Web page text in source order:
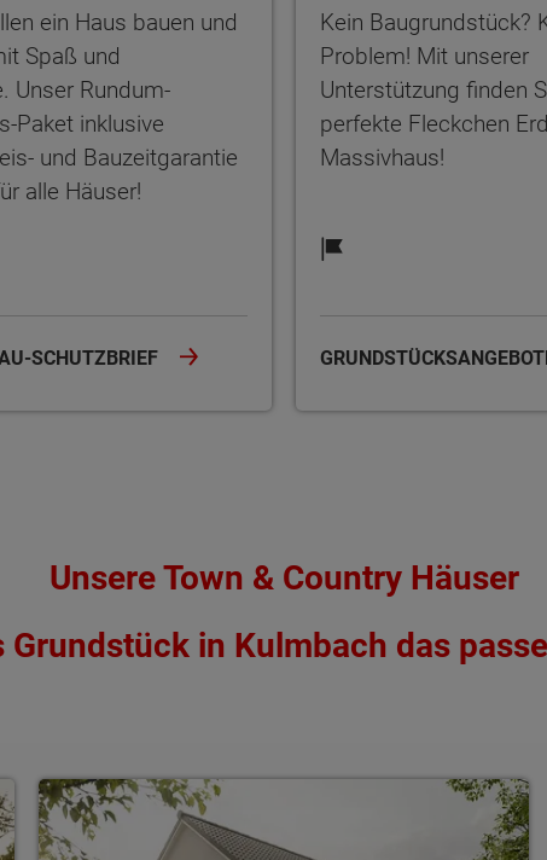
ein Haus bauen und
Spaß und
Unser Rundum-
Paket inklusive
und Bauzeitgarantie
alle Häuser!
SCHUTZBRIEF
Kein Baugrundstück?
Problem! Mit unserer
Unterstützung finden
perfekte Fleckchen
Massivhaus!
Unsere Town & Country Häuser
Grundstück in Kulmbach das
Einfamilienhäuser